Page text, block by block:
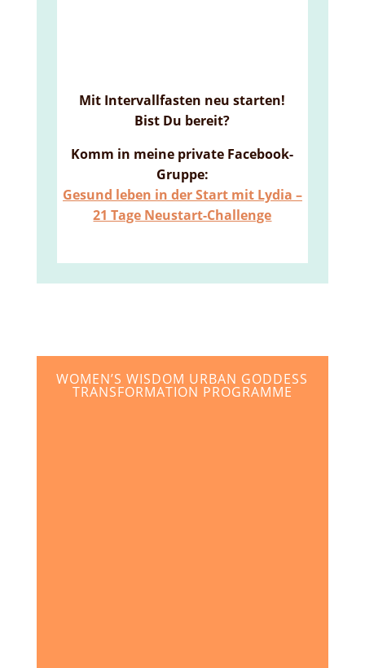
Mit Intervallfasten neu starten!
Bist Du bereit?
Komm in meine private Facebook-
Gruppe:
Gesund leben in der Start mit Lydia –
21 Tage Neustart-Challenge
WOMEN’S WISDOM URBAN GODDESS
TRANSFORMATION PROGRAMME